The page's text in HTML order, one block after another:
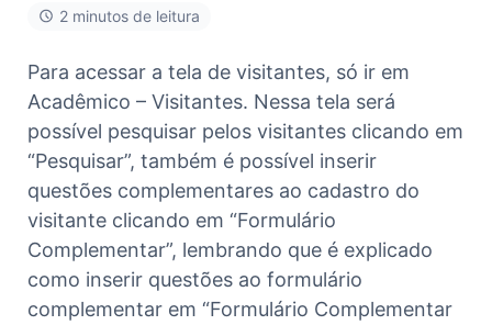
2 minutos de leitura
Para acessar a tela de visitantes, só ir em
Acadêmico – Visitantes. Nessa tela será
possível pesquisar pelos visitantes clicando em
“Pesquisar”, também é possível inserir
questões complementares ao cadastro do
visitante clicando em “Formulário
Complementar”, lembrando que é explicado
como inserir questões ao formulário
complementar em “Formulário Complementar